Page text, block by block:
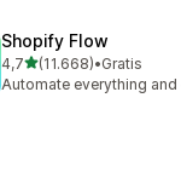
Shopify Flow
4,7stelle su 5
(11.668)
11668 recensioni totali
•Gratis
Automate everything